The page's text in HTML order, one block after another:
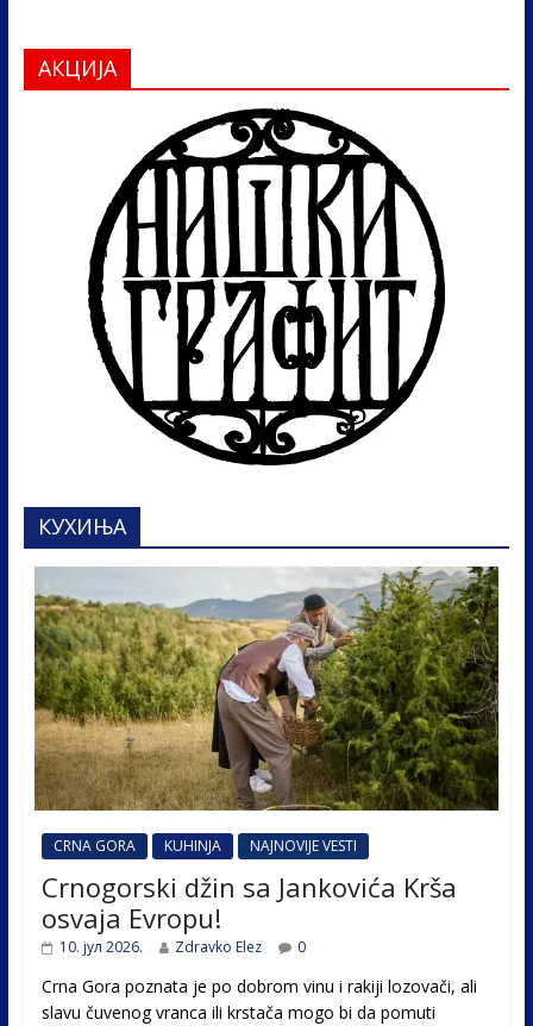
АКЦИЈА
КУХИЊА
CRNA GORA KUHINJA NAJNOVIJE VESTI
Crnogorski džin sa Jankovića Krša
osvaja Evropu!
10. јул 2026. Zdravko Elez 0
Crna Gora poznata je po dobrom vinu i rakiji lozovači, ali
slavu čuvenog vranca ili krstača mogo bi da pomuti